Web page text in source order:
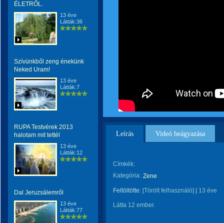
ÉLETRŐL.
13 éve
Látták:36
Szívünkből zeng énekünk
Neked Uram!
13 éve
Látták:7
RUPA Testvérek 2013
halotam mit tettél
13 éve
Látták:12
Dal Jeruzsálemről
13 éve
Látták:77
Leírás Videó beágyazása
Címkék:
Kategória: Zene
Feltöltötte: [Törölt felhasználó] 13 éve
Látta 12 ember.